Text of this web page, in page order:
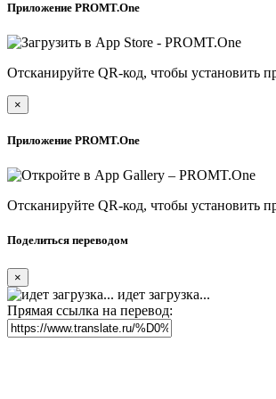
Приложение PROMT.One
Отсканируйте QR-код, чтобы установить
×
Приложение PROMT.One
Отсканируйте QR-код, чтобы установить
Поделиться переводом
×
идет загрузка...
Прямая ссылка на перевод: